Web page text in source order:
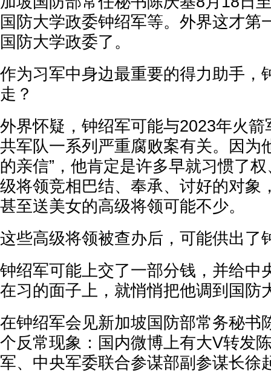
国防大学政委钟绍军等。外界这才第
国防大学政委了。
作为习军中身边最重要的得力助手，
走？
外界怀疑，钟绍军可能与2023年火
共军队一系列严重腐败案有关。因为
的亲信”，他肯定是许多早就习惯了
级将领竞相巴结、奉承、讨好的对象
甚至送美女的高级将领可能不少。
这些高级将领被查办后，可能供出了
钟绍军可能上交了一部分钱，并给中
在习的面子上，就悄悄把他调到国防
在钟绍军会见新加坡国防部常务秘书
个反常现象：国内微博上有大V转发
军、中央军委联合参谋部副参谋长徐